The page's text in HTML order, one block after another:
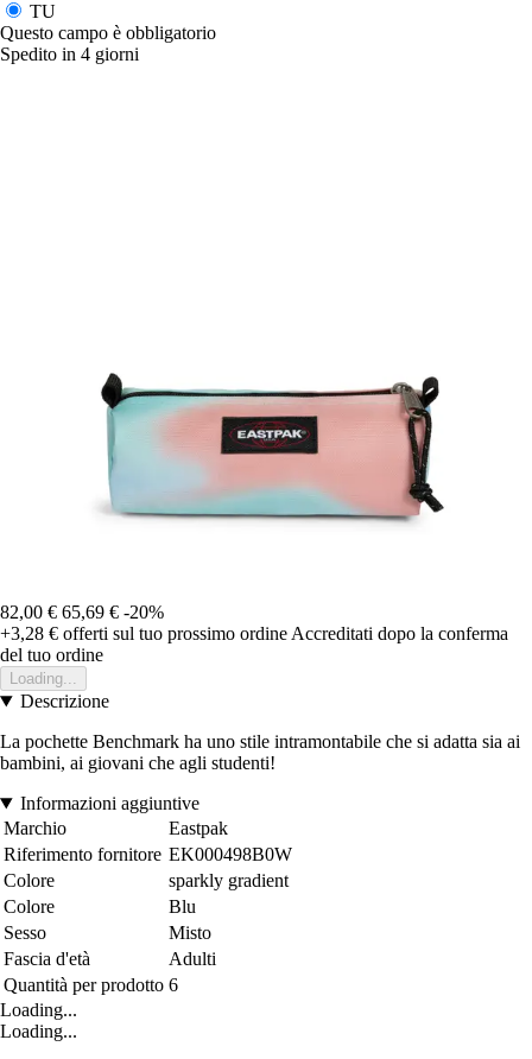
TU
Questo campo è obbligatorio
Spedito in 4 giorni
82,00 € 65,69 € -20%
+3,28 € offerti sul tuo prossimo ordine Accreditati dopo la conferma
del tuo ordine
Loading...
Descrizione
La pochette Benchmark ha uno stile intramontabile che si adatta sia ai
bambini, ai giovani che agli studenti!
Informazioni aggiuntive
Marchio
Eastpak
Riferimento fornitore EK000498B0W
Colore
sparkly gradient
Colore
Blu
Sesso
Misto
Fascia d'età
Adulti
Quantità per prodotto 6
Loading...
Loading...